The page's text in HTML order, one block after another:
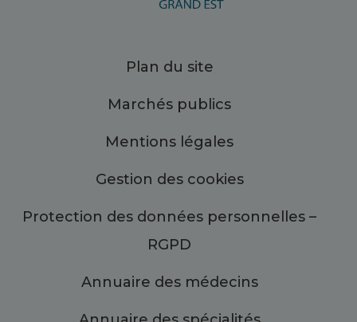
Plan du site
Marchés publics
Mentions légales
Gestion des cookies
Protection des données personnelles –
RGPD
Annuaire des médecins